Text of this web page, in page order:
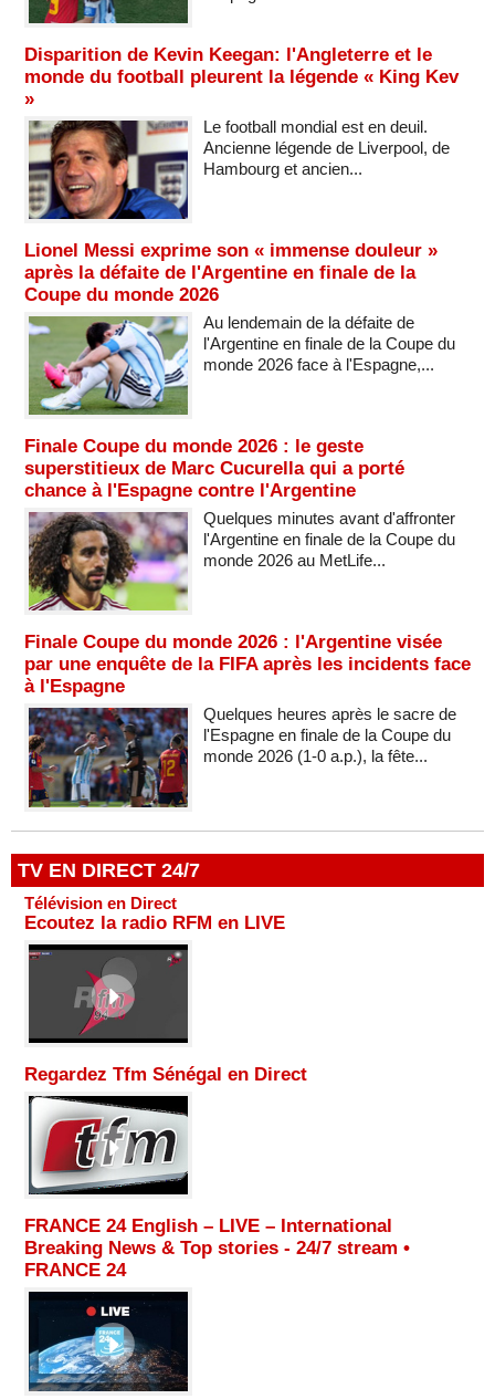
Disparition de Kevin Keegan: l'Angleterre et le
monde du football pleurent la légende « King Kev
»
Le football mondial est en deuil.
Ancienne légende de Liverpool, de
Hambourg et ancien...
Lionel Messi exprime son « immense douleur »
après la défaite de l'Argentine en finale de la
Coupe du monde 2026
Au lendemain de la défaite de
l'Argentine en finale de la Coupe du
monde 2026 face à l'Espagne,...
Finale Coupe du monde 2026 : le geste
superstitieux de Marc Cucurella qui a porté
chance à l'Espagne contre l'Argentine
Quelques minutes avant d'affronter
l'Argentine en finale de la Coupe du
monde 2026 au MetLife...
Finale Coupe du monde 2026 : l'Argentine visée
par une enquête de la FIFA après les incidents face
à l'Espagne
Quelques heures après le sacre de
l'Espagne en finale de la Coupe du
monde 2026 (1-0 a.p.), la fête...
TV EN DIRECT 24/7
Télévision en Direct
Ecoutez la radio RFM en LIVE
Regardez Tfm Sénégal en Direct
FRANCE 24 English – LIVE – International
Breaking News & Top stories - 24/7 stream •
FRANCE 24